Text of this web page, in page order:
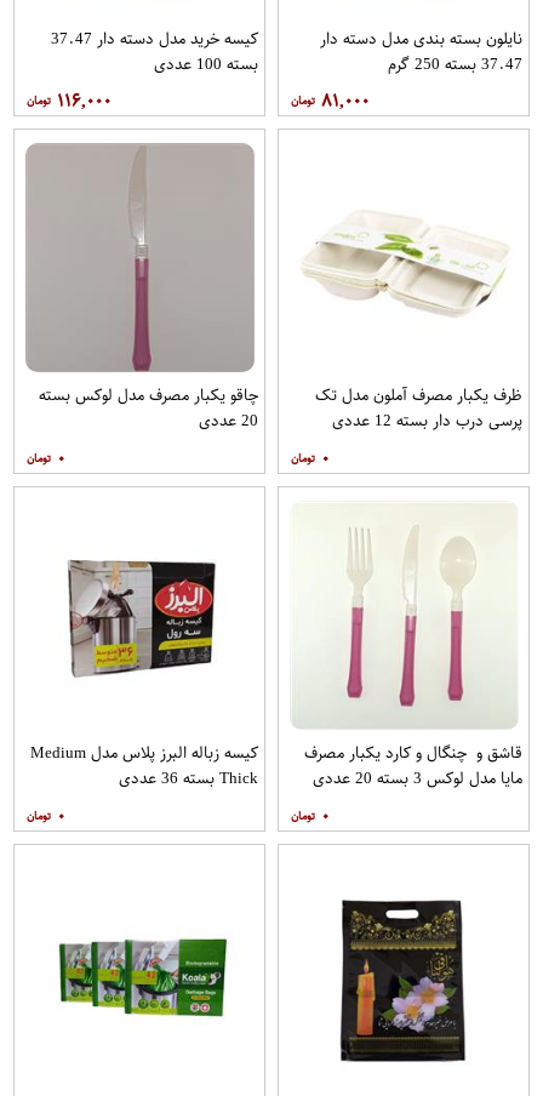
نایلون بسته بندی مدل دسته دار
37.47 بسته 250 گرم
۸۱,۰۰۰
کیسه خرید مدل دسته دار 37.47
بسته 100 عددی
۱۱۶,۰۰۰
ظرف یکبار مصرف آملون مدل تک
پرسی درب دار بسته 12 عددی
۰
چاقو یکبار مصرف مدل لوکس بسته
20 عددی
۰
قاشق و چنگال و کارد یکبار مصرف
مایا مدل لوکس 3 بسته 20 عددی
۰
کیسه زباله البرز پلاس مدل Medium
Thick بسته 36 عددی
۰